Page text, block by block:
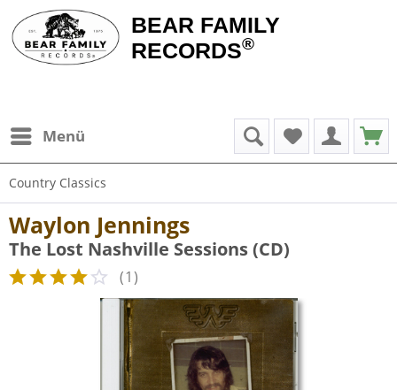
BEAR FAMILY
RECORDS®
Menü
Country Classics
Waylon Jennings
The Lost Nashville Sessions (CD)
(1)